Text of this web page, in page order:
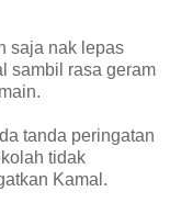
saja nak lepas
sambil rasa geram
tanda peringatan
tidak
Kamal.